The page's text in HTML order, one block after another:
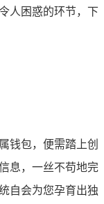
人困惑的环节，下
钱包，便需踏上创
息，一丝不苟地完
自会为您孕育出独